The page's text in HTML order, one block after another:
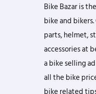
Bike Bazar is
bike and
parts, helmet,
accessories at
a bike selling
all the bike